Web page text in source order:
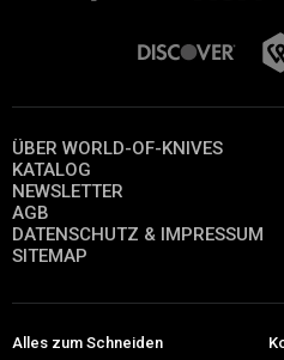
ÜBER WORLD-OF-KNIVES
KATALOG
NEWSLETTER
AGB
DATENSCHUTZ & IMPRESSUM
SITEMAP
Alles zum Schneiden